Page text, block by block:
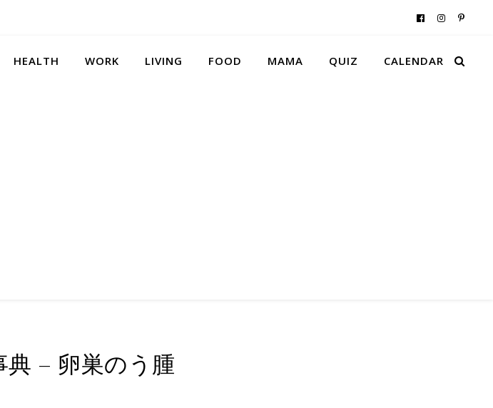
HEALTH WORK LIVING FOOD MAMA QUIZ CALENDAR
– 卵巣のう腫